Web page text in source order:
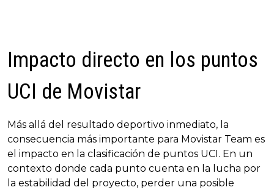
Impacto directo en los puntos
UCI de Movistar
Más allá del resultado deportivo inmediato, la
consecuencia más importante para Movistar Team es
el impacto en la clasificación de puntos UCI. En un
contexto donde cada punto cuenta en la lucha por
la estabilidad del proyecto, perder una posible